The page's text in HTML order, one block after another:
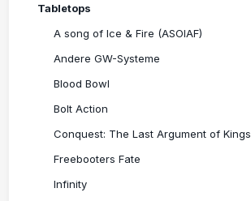
Tabletops
A song of Ice & Fire (ASOIAF)
Andere GW-Systeme
Blood Bowl
Bolt Action
Conquest: The Last Argument of Kings
Freebooters Fate
Infinity